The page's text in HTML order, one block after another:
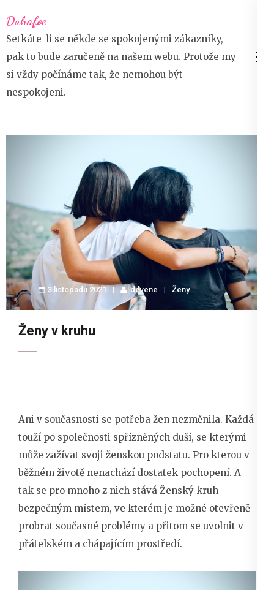
na
obsah
(stiskněte
Enter)
Duhafoe
Setkáte-li se někde se spokojenými zákazníky,
pak to bude zaručeně na našem webu. Protože my
si vždy počínáme tak, že nemohou být
nespokojeni.
3 listopadu 2021 devene Ženy
Ženy v kruhu
Ani v současnosti se potřeba žen nezměnila. Každá
touží po společnosti spřízněných duší, se kterými
může zažívat svoji ženskou podstatu. Pro kterou v
běžném životě nenachází dostatek pochopení. A
tak se pro mnoho z nich stává Ženský kruh
bezpečným místem, ve kterém je možné otevřeně
probrat současné problémy a přitom se uvolnit v
přátelském a chápajícím prostředí.